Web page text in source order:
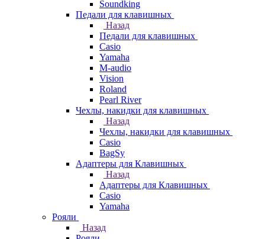
Soundking
Педали для клавишных
Назад
Педали для клавишных
Casio
Yamaha
M-audio
Vision
Roland
Pearl River
Чехлы, накидки для клавишных
Назад
Чехлы, накидки для клавишных
Casio
BagSy
Адаптеры для Клавишных
Назад
Адаптеры для Клавишных
Casio
Yamaha
Рояли
Назад